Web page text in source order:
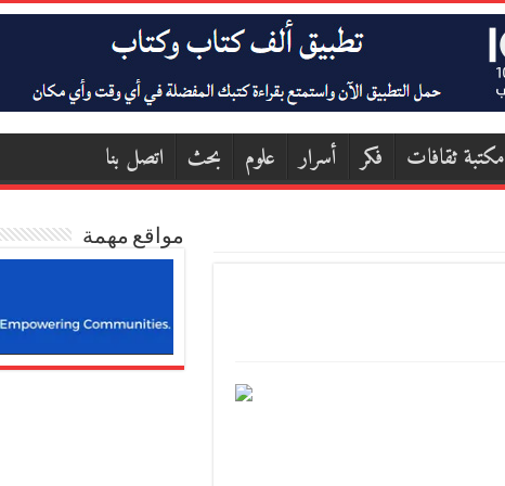
مكتبة ثقافات فكر أسرار علوم بحث اتصل بنا
مواقع مهمة